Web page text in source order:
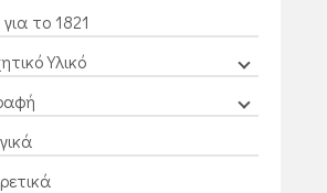
για το 1821
Υλικό